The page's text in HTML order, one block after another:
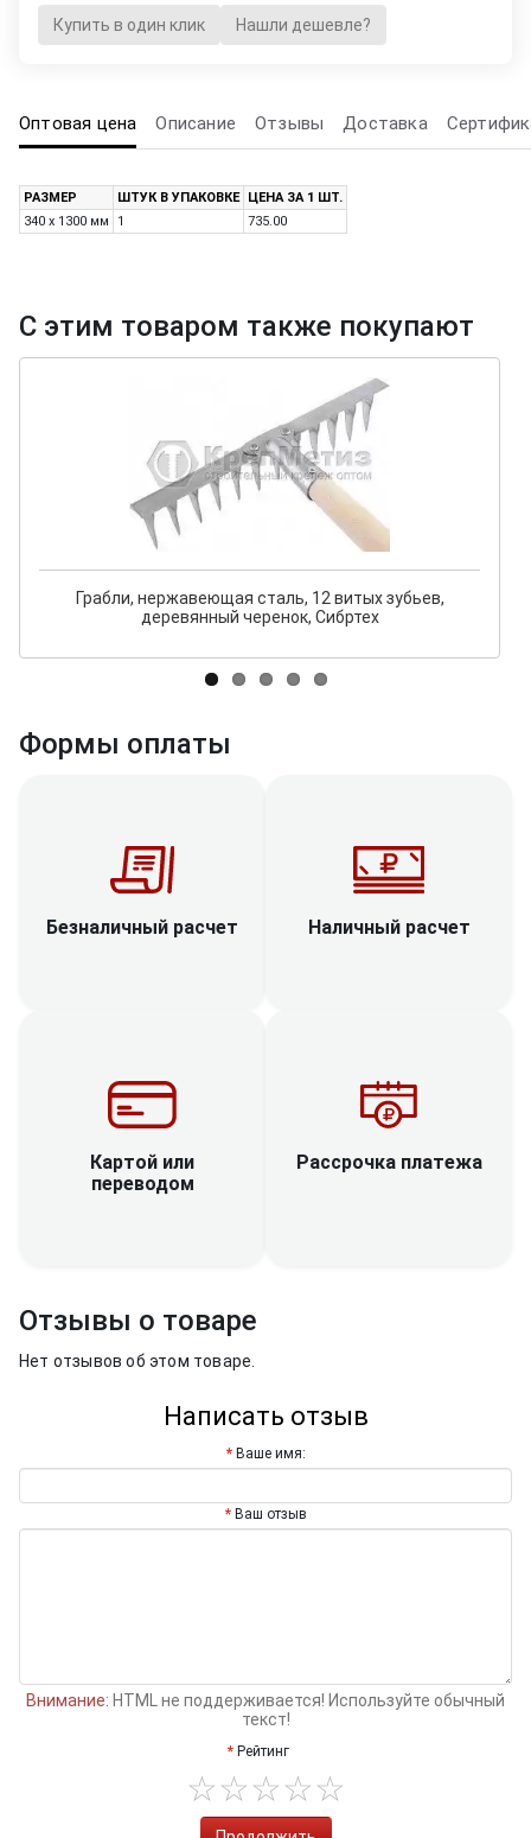
Купить в один клик Нашли дешевле?
Оптовая цена Описание Отзывы Доставка
РАЗМЕР ШТУК В УПАКОВКЕ
ЦЕНА ЗА 1 ШТ.
340 х 1300 мм
1 735.00
С этим товаром также покупают
Грабли, нержавеющая сталь, 12 витых зубьев,
деревянный черенок, Сибртех
Формы оплаты
Безналичный расчет Наличный расчет
Картой или
переводом
Рассрочка платежа
Отзывы о товаре
Нет отзывов об этом товаре.
Написать отзыв
Ваше имя:
Ваш отзыв
Внимание: HTML не поддерживается! Используйте обычный
текст!
Рейтинг